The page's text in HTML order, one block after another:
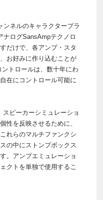
ンネルのキャラクタープラ
ナログSansAmpテクノロ
だけで、各アンプ・スタ
お好みに作り込むことが
トロールは、数十年にわ
在にコントロール可能に
ピーカーシミュレーショ
性を反映させるために、
れらのマルチファンクシ
の中にストンプボックス
。アンプエミュレーショ
クトを単独で使用するこ